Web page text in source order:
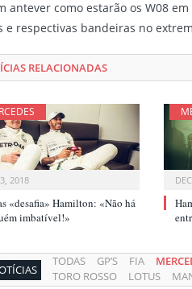
antever como estarão os W08
e respectivas bandeiras no
RELACIONADAS
2018
«desafia» Hamilton: «Não há
imbatível!»
TODAS GP’S FIA
TORO ROSSO
LOTUS